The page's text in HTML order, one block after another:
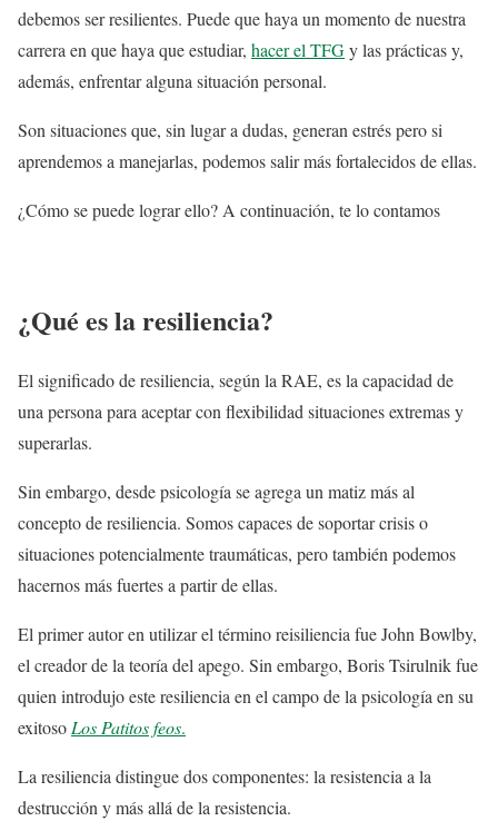
debemos ser resilientes. Puede que haya un momento de nuestra
carrera en que haya que estudiar, hacer el TFGy las prácticas y,
además, enfrentar alguna situación personal.
Son situaciones que, sin lugar a dudas, generan estrés pero si
aprendemos a manejarlas, podemos salir más fortalecidos de ellas.
¿Cómo se puede lograr ello? A continuación, te lo contamos
¿Qué es la resiliencia?
El significado de resiliencia, según la RAE, es la capacidad de
una persona para aceptar con flexibilidad situaciones extremas y
superarlas.
Sin embargo, desde psicología se agrega un matiz más al
concepto de resiliencia. Somos capaces de soportar crisis o
situaciones potencialmente traumáticas, pero también podemos
hacernos más fuertes a partir de ellas.
El primer autor en utilizar el término reisiliencia fue John Bowlby,
el creador de la teoría del apego. Sin embargo, Boris Tsirulnik fue
quien introdujo este resiliencia en el campo de la psicología en su
exitosoLos Patitos feos.
La resiliencia distingue dos componentes: la resistencia a la
destrucción y más allá de la resistencia.